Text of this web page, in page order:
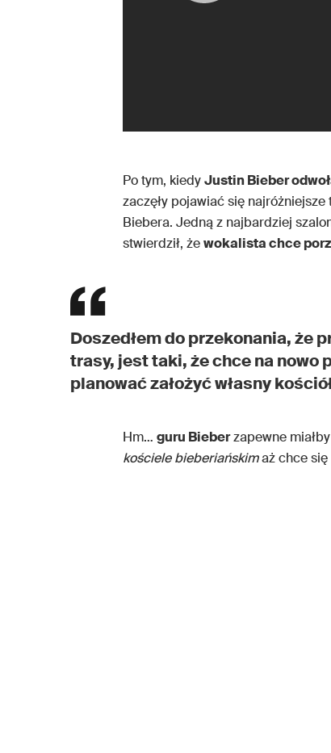
Po tym, kiedyJustin Bieber
zaczęły pojawiać się
Biebera. Jedną z najbardziej
stwierdził, żewokalista chce
Doszedłem do przekonania, że
trasy, jest taki, że chce na nowo
planować założyć własny
Hm… guru Bieberzapewne
kościele bieberiańskimaż chce się